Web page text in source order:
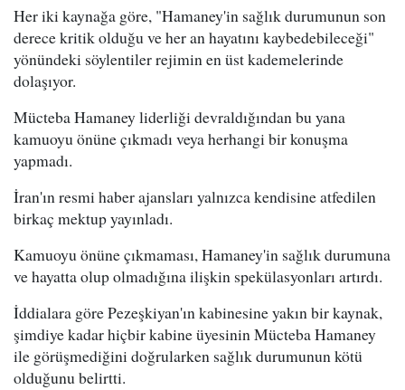
Her iki kaynağa göre, "Hamaney'in sağlık durumunun son
derece kritik olduğu ve her an hayatını kaybedebileceği"
yönündeki söylentiler rejimin en üst kademelerinde
dolaşıyor.
Mücteba Hamaney liderliği devraldığından bu yana
kamuoyu önüne çıkmadı veya herhangi bir konuşma
yapmadı.
İran'ın resmi haber ajansları yalnızca kendisine atfedilen
birkaç mektup yayınladı.
Kamuoyu önüne çıkmaması, Hamaney'in sağlık durumuna
ve hayatta olup olmadığına ilişkin spekülasyonları artırdı.
İddialara göre Pezeşkiyan'ın kabinesine yakın bir kaynak,
şimdiye kadar hiçbir kabine üyesinin Mücteba Hamaney
ile görüşmediğini doğrularken sağlık durumunun kötü
olduğunu belirtti.